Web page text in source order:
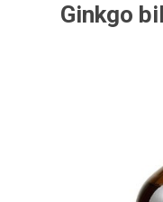
Ginkgo